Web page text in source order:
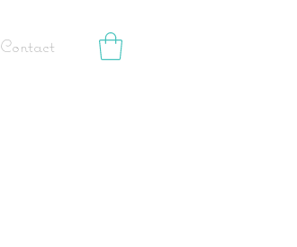
Contact